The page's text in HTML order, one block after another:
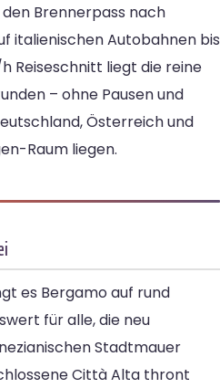
Brennerpass nach
italienischen Autobahnen bis
Reiseschnitt liegt die reine
– ohne Pausen und
Österreich und
Raum liegen.
es Bergamo auf rund
für alle, die neu
Stadtmauer
Città Alta thront